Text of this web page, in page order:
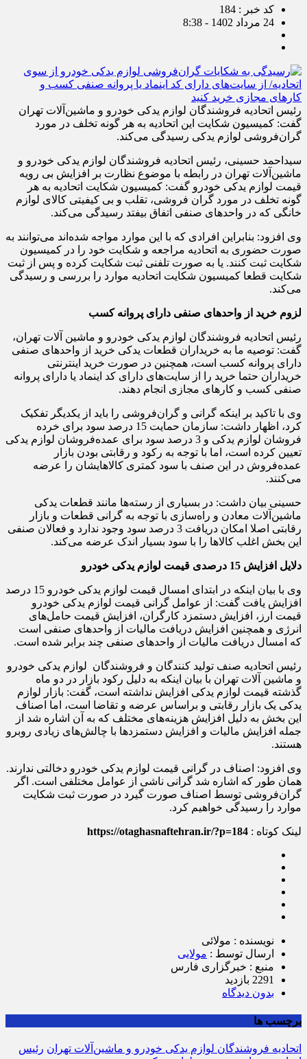
کد خبر : 184
24 مرداد 1402 - 8:38
رئیس اتحادیه فروشندگان لوازم یدکی خودرو و ماشین‌آلات تهران
گفت: کمیسیون شکایت این اتحادیه به هر گونه تخلف در مورد
گران‌فروشی لوازم یدکی رسیدگی می‌کند.
سیداحمد حسینی، رئیس اتحادیه فروشندگان لوازم یدکی خودرو و
ماشین‌آلات تهران در رابطه با موضوع نظارت بر افزایش بی رویه
قیمت لوازم یدکی خودرو گفت: کمیسیون شکایت اتحادیه به هر
گونه تخلف در مورد گران فروشی، تقلب و بی کیفیتی کالای لوازم
خانگی که در واحدهای صنفی اتفاق بیفتد رسیدگی می‌کند.
وی افزود: بنابراین افرادی که با این موارد مواجه شده‌اند می‌توانند به
صورت حضوری به اتحادیه مراجعه و شکایت خود را در کمیسیون
شکایت ثبت کنند. یا به صورت تلفنی ثبت شکایت کرده و پس از ثبت
شکایت قطعا کمیسیون شکایت اتحادیه موارد را بررسی و رسیدگی
می‌کند.
لزوم خرید از واحدهای صنفی دارای پروانه کسب
رئیس اتحادیه فروشندگان لوازم یدکی خودرو و ماشین آلات تهران،
گفت: توصیه ما به خریداران قطعات یدکی خرید از واحدهای صنفی
دارای پروانه کسب است، همچنین در صورت خرید اینترنتی
خریداران حتما خرید را از سایت‌‌های دارای کد اینماد یا دارای پروانه
صنفی کسب و کارهای مجازی انجام دهند.
وی با تاکید بر اینکه گرانی و گران‌فروشی را باید از یکدیگر تفکیک
کرد، اظهار داشت: سازمان حمایت 15 درصد سود برای خرده
فروشان لوازم یدکی و 3 درصد سود برای عمده‌فروشان لوازم یدکی
تعیین کرده است، اما با توجه به رکود و رقابتی بودن بازار
عمده‌فروش در این صنف با سود کمتری کالاهایشان را عرضه
می‌کنند.
حسینی بیان داشت: در بسیاری از رسته‌ها مانند قطعات یدکی
ماشین‌آلات معادن و راه‌سازی با توجه به گرانی قطعات و بازار
رقابتی اصلا امکان دریافت 3 درصد سود وجود ندارد و فعالان صنفی
این بخش اغلب کالاها را با سود بسیار اندک عرضه می‌کند.
دلایل افزایش 15 درصدی قیمت لوازم یدکی خودرو
وی با بیان اینکه در ابتدای امسال قیمت لوازم یدکی خودرو 15 درصد
افزایش یافت گفت: از عوامل گرانی قیمت لوازم یدکی خودرو
قیمت ارز، افزایش دستمزد کارگران، افزایش قیمت حامل‌های
انرژی و همچنین افزایش دریافت مالیات از واحدهای صنفی است
که امسال دریافت مالیات از واحدهای صنفی چند برابر شده است.
رئیس اتحادیه صنف تولید کنندگان و فروشندگان لوازم یدکی خودرو
و ماشین آلات تهران با بیان اینکه به دلیل رکود بازار در دو ماه
گذشته قیمت لوازم یدکی افزایش نداشته است، گفت: بازار لوازم
یدکی یک بازار رقابتی و براساس عرضه و تقاضا است، اما اصناف
این بخش به دلیل افزایش هزینه‌های مختلف که به آن اشاره شد از
جمله افزایش مالیات و افزایش دستمزدها با چالش‌های زیادی روبرو
هستند.
وی افزود: اصناف در گرانی قیمت لوازم یدکی خودرو دخالتی ندارند.
همان طور که اشاره شد گرانی ناشی از عوامل مختلفی است. اگر
گران‌فروشی توسط اصناف صورت گیرد در صورت ثبت شکایت
موارد را رسیدگی خواهیم کرد.
لینک کوتاه : https://otaghasnaftehran.ir/?p=184
نویسنده : مولائی
ارسال توسط : مولایی
منبع : خبرگزاری فارس
2291 بازدید
بدون دیدگاه
برچسب ها
اتحادیه فروشندگان لوازم یدکی خودرو و ماشین‌آلات تهران رئیس